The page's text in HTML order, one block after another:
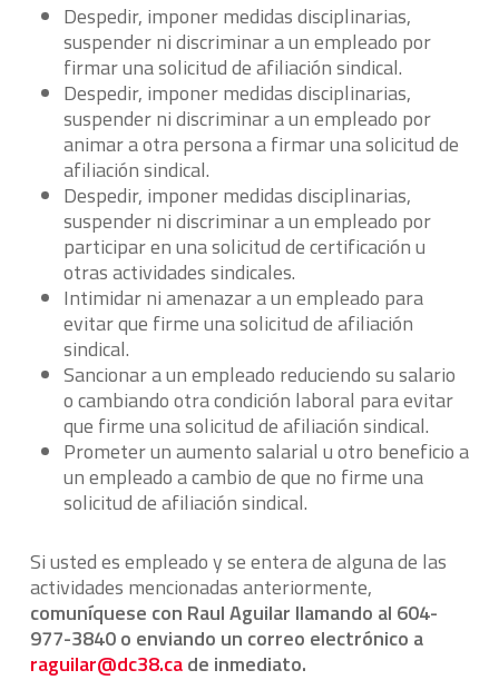
Despedir, imponer medidas disciplinarias,
suspender ni discriminar a un empleado por
firmar una solicitud de afiliación sindical.
Despedir, imponer medidas disciplinarias,
suspender ni discriminar a un empleado por
animar a otra persona a firmar una solicitud de
afiliación sindical.
Despedir, imponer medidas disciplinarias,
suspender ni discriminar a un empleado por
participar en una solicitud de certificación u
otras actividades sindicales.
Intimidar ni amenazar a un empleado para
evitar que firme una solicitud de afiliación
sindical.
Sancionar a un empleado reduciendo su salario
o cambiando otra condición laboral para evitar
que firme una solicitud de afiliación sindical.
Prometer un aumento salarial u otro beneficio a
un empleado a cambio de que no firme una
solicitud de afiliación sindical.
Si usted es empleado y se entera de alguna de las
actividades mencionadas anteriormente,
comuníquese con Raul Aguilar llamando al 604-
977-3840 o enviando un correo electrónico a
raguilar@dc38.cade inmediato.